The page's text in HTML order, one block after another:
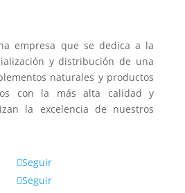
empresa que se dedica a la
y distribución de una
naturales y productos
con la más alta calidad y
la excelencia de nuestros
Seguir
Seguir